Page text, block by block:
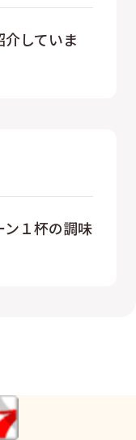
していま
１杯の調味